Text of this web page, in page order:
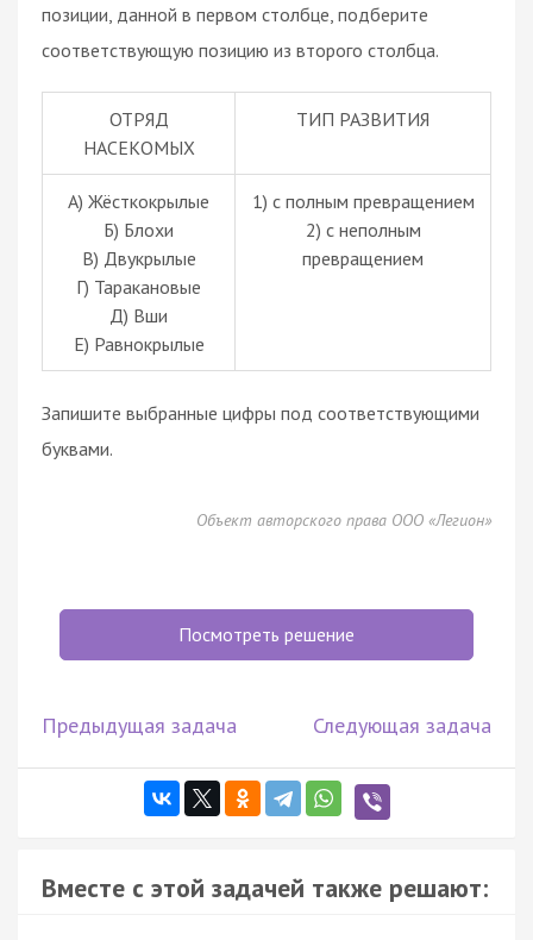
позиции, данной в первом столбце, подберите
соответствующую позицию из второго столбца.
ОТРЯД
НАСЕКОМЫХ
ТИП РАЗВИТИЯ
А) Жёсткокрылые
Б) Блохи
В) Двукрылые
Г) Таракановые
Д) Вши
Е) Равнокрылые
1) с полным превращением
2) с неполным
превращением
Запишите выбранные цифры под соответствующими
буквами.
Объект авторского права ООО «Легион»
Посмотреть решение
Предыдущая задача Следующая задача
Вместе с этой задачей также решают: